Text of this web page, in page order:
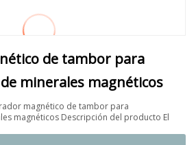
de tambor para
minerales magnéticos
magnético de tambor para
magnéticos Descripción del producto El